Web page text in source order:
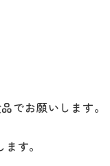
でお願いします。
す。